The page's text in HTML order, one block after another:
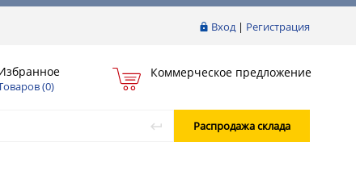
Вход| Регистрация
(0)
Коммерческое предложение
Распродажа склада